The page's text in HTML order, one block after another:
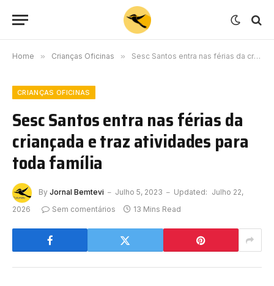
Home » Crianças Oficinas » Sesc Santos entra nas férias da criançada e traz atividades para toda família
CRIANÇAS OFICINAS
Sesc Santos entra nas férias da
criançada e traz atividades para
toda família
By Jornal Bemtevi Julho 5, 2023 Updated: Julho 22,
2026
Sem comentários 13 Mins Read